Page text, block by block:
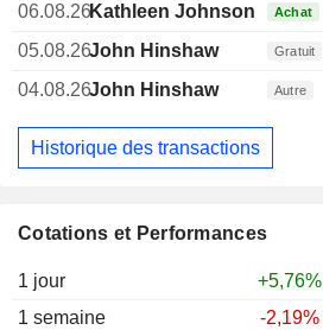
Cotations et Performances
1 jour
+5,76%
1 semaine
-2,19%
06.08.26Kathleen Johnson Achat
05.08.26John Hinshaw Gratuit
04.08.26John Hinshaw Autre
Historique des transactions